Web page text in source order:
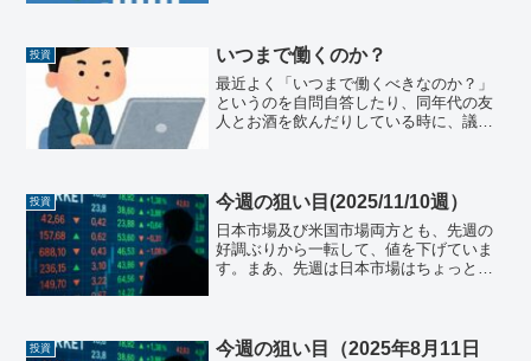
個々の企業を選別...
投資 いつまで働くのか？
最近よく「いつまで働くべきなのか？」
というのを自問自答したり、同年代の友
人とお酒を飲んだりしている時に、議論
Indep...
投資 今週の狙い目(2025/11/10週）
日本市場及び米国市場両方とも、先週の
好調ぶりから一転して、値を下げていま
す。まあ、先週は日本市場はちょっと異
末より¥-2,...
投資
今週の狙い目（2025年8月11日